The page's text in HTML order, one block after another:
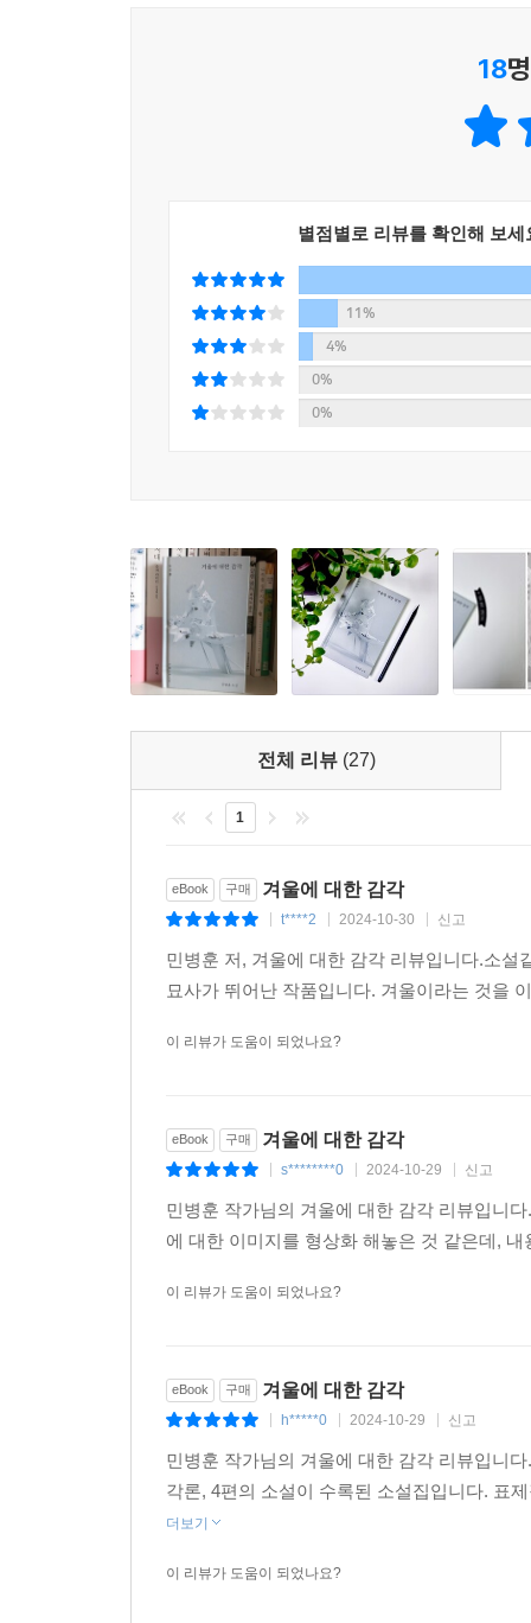
부추기는 “무의식의 리얼리티를 가중”시킨다.
평론가)이라는 주제를 드러내고, 민병훈 작가는
작가의 말
이제, 당신은 당신의 이야기를 해야 한다고 생각
당신은 소설에게 당신의 손을 빌려준다. 당신
감각이 여기로 오고 있다.
18
별점별로 리뷰를 확인해 보세
11%
4%
0%
0%
전체 리뷰 (27)
1
eBook 구매 겨울에 대한 감각
t****2 2024-10-30 신고
민병훈 저, 겨울에 대한 감각 리뷰입니다.소
묘사가 뛰어난 작품입니다. 겨울이라는 것을
이 리뷰가 도움이 되었나요?
eBook 구매 겨울에 대한 감각
s********0 2024-10-29 신고
민병훈 작가님의 겨울에 대한 감각 리뷰입니
에 대한 이미지를 형상화 해놓은 것 같은데,
이 리뷰가 도움이 되었나요?
eBook 구매 겨울에 대한 감각
h*****0 2024-10-29 신고
민병훈 작가님의 겨울에 대한 감각 리뷰입니
각론, 4편의 소설이 수록된 소설집입니다. 표
더보기
이 리뷰가 도움이 되었나요?